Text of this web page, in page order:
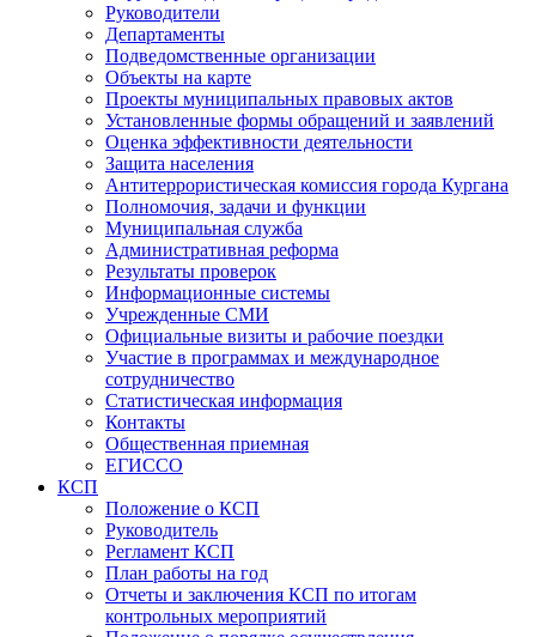
Руководители
Департаменты
Подведомственные организации
Объекты на карте
Проекты муниципальных правовых актов
Установленные формы обращений и заявлений
Оценка эффективности деятельности
Защита населения
Антитеррористическая комиссия города Кургана
Полномочия, задачи и функции
Муниципальная служба
Административная реформа
Результаты проверок
Информационные системы
Учрежденные СМИ
Официальные визиты и рабочие поездки
Участие в программах и международное
сотрудничество
Статистическая информация
Контакты
Общественная приемная
ЕГИССО
КСП
Положение о КСП
Руководитель
Регламент КСП
План работы на год
Отчеты и заключения КСП по итогам
контрольных мероприятий